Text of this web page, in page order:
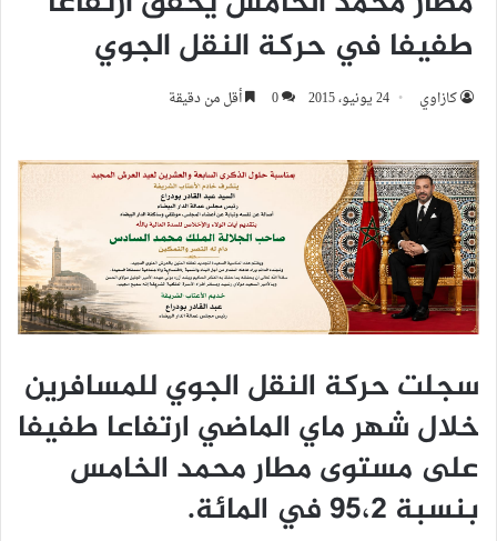
طفيفا في حركة النقل الجوي
كازاوي 24 يونيو، 2015 0 أقل من دقيقة
سجلت حركة النقل الجوي للمسافرين
خلال شهر ماي الماضي ارتفاعا طفيفا
على مستوى مطار محمد الخامس
بنسبة 95،2 في المائة.